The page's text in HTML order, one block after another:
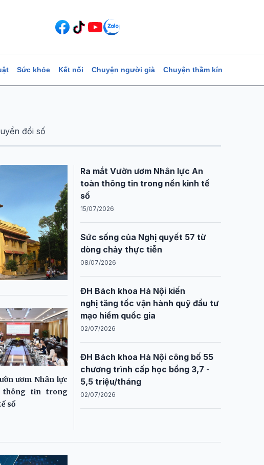
Sức khỏe Kết nối Chuyện người già Chuyện thầm kín
đổi số
ươm Nhân lực
thông tin trong
số
Ra mắt Vườn ươm Nhân lực An
toàn thông tin trong nền kinh tế
số
15/07/2026
Sức sống của Nghị quyết 57 từ
dòng chảy thực tiễn
08/07/2026
ĐH Bách khoa Hà Nội kiến
nghị tăng tốc vận hành quỹ đầu tư
mạo hiểm quốc gia
02/07/2026
ĐH Bách khoa Hà Nội công bố 55
chương trình cấp học bổng 3,7 -
5,5 triệu/tháng
02/07/2026